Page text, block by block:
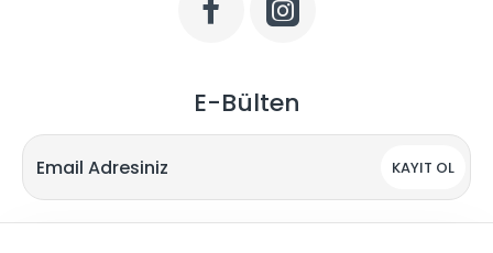
E-Bülten
KAYIT OL